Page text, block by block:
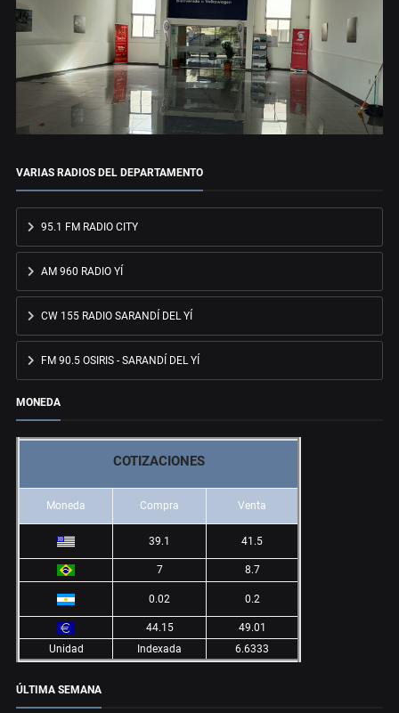
VARIAS RADIOS DEL DEPARTAMENTO
95.1 FM RADIO CITY
AM 960 RADIO YÍ
CW 155 RADIO SARANDÍ DEL YÍ
FM 90.5 OSIRIS - SARANDÍ DEL YÍ
MONEDA
COTIZACIONES
Moneda Compra Venta
39.1 41.5
7 8.7
0.02 0.2
44.15
49.01
Unidad
Indexada 6.6333
ÚLTIMA SEMANA